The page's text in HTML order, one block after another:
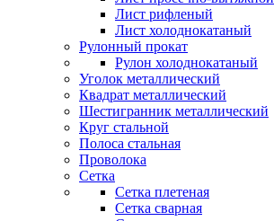
Лист рифленый
Лист холоднокатаный
Рулонный прокат
Рулон холоднокатаный
Уголок металлический
Квадрат металлический
Шестигранник металлический
Круг стальной
Полоса стальная
Проволока
Сетка
Сетка плетеная
Сетка сварная